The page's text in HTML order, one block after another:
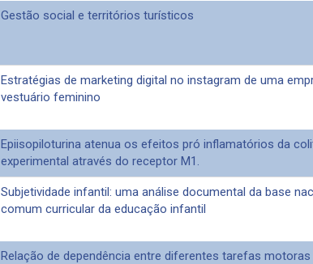
Gestão social e territórios turísticos
Estratégias de marketing digital no instagram de uma
vestuário feminino
Epiisopiloturina atenua os efeitos pró inflamatórios da
experimental através do receptor M1.
Subjetividade infantil: uma análise documental da base
comum curricular da educação infantil
Relação de dependência entre diferentes tarefas motoras